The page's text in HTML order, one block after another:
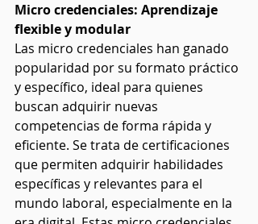
Micro credenciales: Aprendizaje
flexible y modular
Las micro credenciales han ganado
popularidad por su formato práctico
y específico, ideal para quienes
buscan adquirir nuevas
competencias de forma rápida y
eficiente. Se trata de certificaciones
que permiten adquirir habilidades
específicas y relevantes para el
mundo laboral, especialmente en la